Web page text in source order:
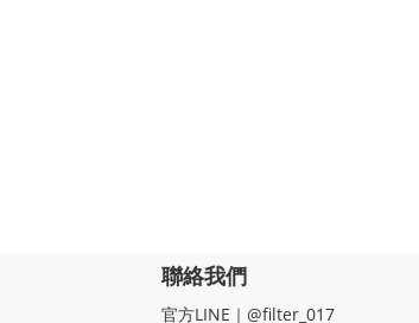
聯絡我們
官方LINE｜@filter_017